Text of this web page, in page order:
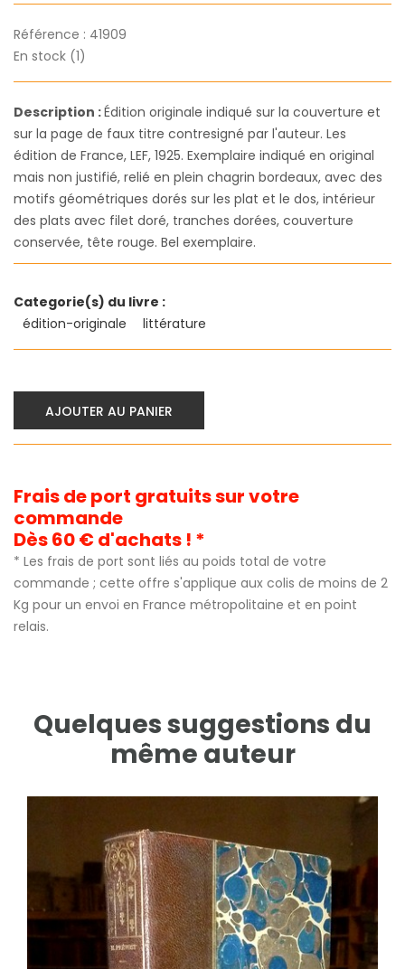
Référence : 41909
En stock (1)
Description :Édition originale indiqué sur la couverture et
sur la page de faux titre contresigné par l'auteur. Les
édition de France, LEF, 1925. Exemplaire indiqué en original
mais non justifié, relié en plein chagrin bordeaux, avec des
motifs géométriques dorés sur les plat et le dos, intérieur
des plats avec filet doré, tranches dorées, couverture
conservée, tête rouge. Bel exemplaire.
Categorie(s) du livre :
édition-originale
littérature
AJOUTER AU PANIER
Frais de port gratuits sur votre
commande
Dès 60 € d'achats ! *
* Les frais de port sont liés au poids total de votre
commande ; cette offre s'applique aux colis de moins de 2
Kg pour un envoi en France métropolitaine et en point
relais.
Quelques suggestions du
même auteur